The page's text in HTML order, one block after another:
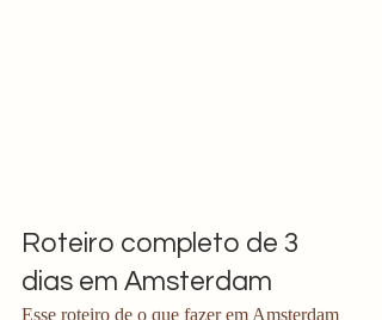
Roteiro completo de 3
dias em Amsterdam
Esse roteiro de o que fazer em Amsterdam